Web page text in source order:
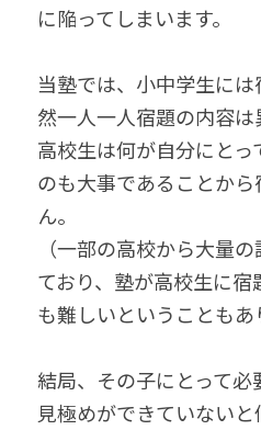
に陥ってしまいます。
当塾では、小中学生に
然一人一人宿題の内容は
高校生は何が自分にとっ
のも大事であることか
ん。
（一部の高校から大量
ており、塾が高校生に
も難しいということもあ
結局、その子にとって
見極めができていない